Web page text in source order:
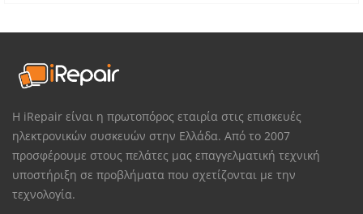
Η iRepair είναι η πρωτοπόρος εταιρία στις επισκευές
ηλεκτρονικών συσκευών στην Ελλάδα. Από το 2007
προσφέρουμε στους πελάτες μας επαγγελματική τεχνική
υποστήριξη σε προβλήματα που σχετίζονται με την
τεχνολογία.